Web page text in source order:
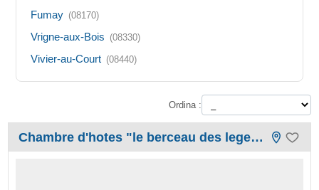
Fumay (08170)
Vrigne-aux-Bois (08330)
Vivier-au-Court (08440)
Ordina :
Chambre d'hotes "le berceau des legendes"